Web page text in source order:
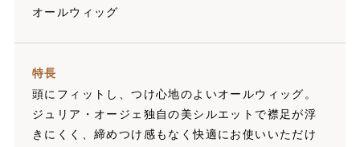
オールウィッグ
特長
頭にフィットし、つけ心地のよいオールウィッグ。
ジュリア・オージェ独自の美シルエットで襟足が浮
きにくく、締めつけ感もなく快適にお使いいただけ